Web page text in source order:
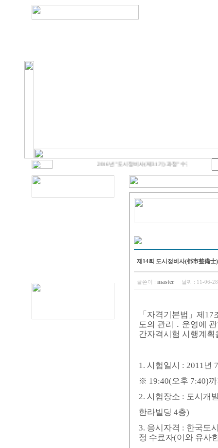
2016년 "도시정비사(제31기) 과정" 수강생 모집
제14회 도시정비사(都市整備
글쓴이 : master 날짜 : 11-06-
「자격기본법」제
도의 관리 ․ 운영에
간자격시험 시행계
1. 시험일시 : 2011년
※ 19:40(오후 7:40)
2. 시험장소 : 도시개
한라빌딩 4층)
3. 응시자격 : 한국도
정 수료자(이와 유사